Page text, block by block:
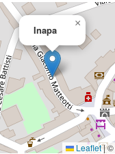
Inapa
×
Leaflet|©